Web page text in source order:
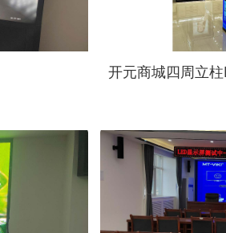
开元商城四周立